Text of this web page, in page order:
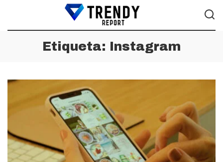
Etiqueta: Instagram